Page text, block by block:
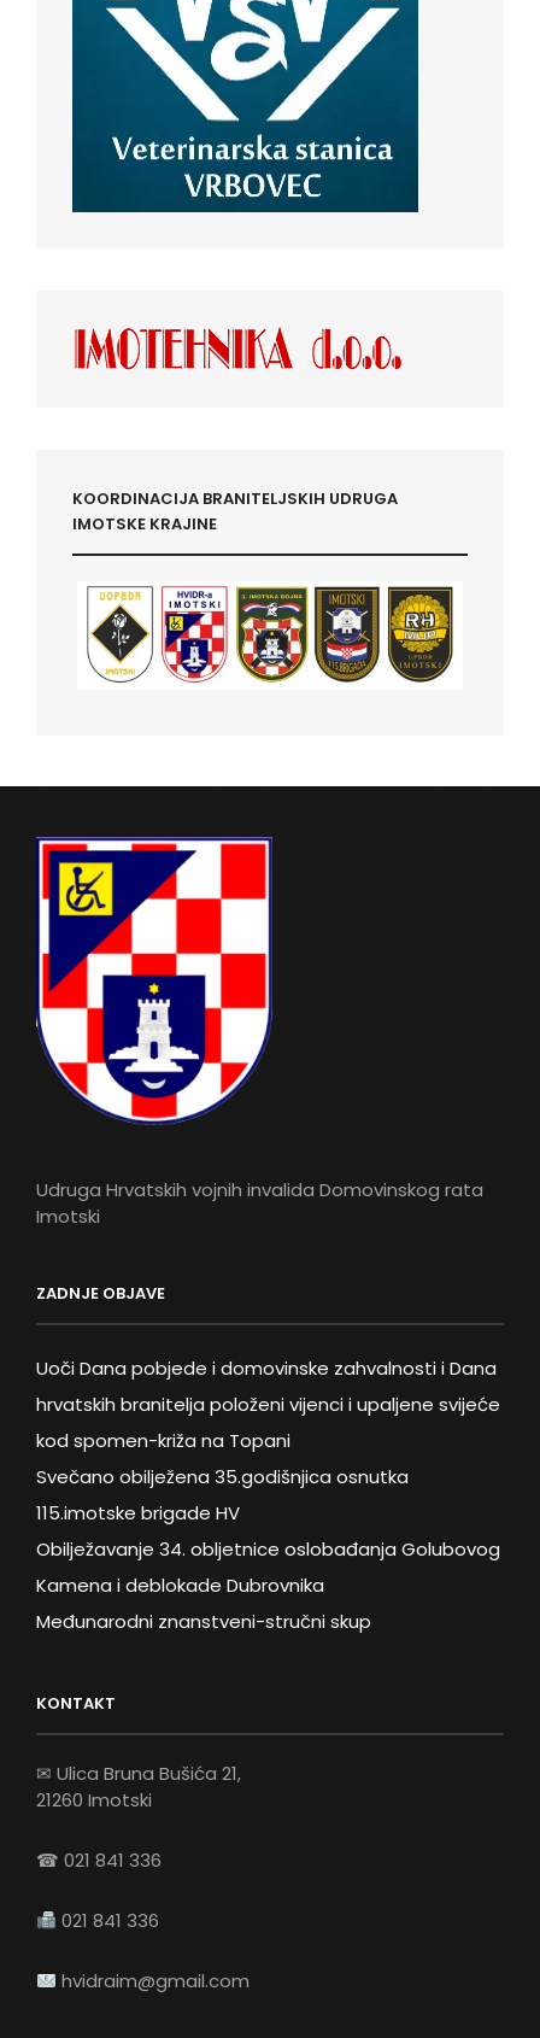
KOORDINACIJA BRANITELJSKIH UDRUGA
IMOTSKE KRAJINE
Udruga Hrvatskih vojnih invalida Domovinskog rata
Imotski
ZADNJE OBJAVE
Uoči Dana pobjede i domovinske zahvalnosti i Dana
hrvatskih branitelja položeni vijenci i upaljene svijeće
kod spomen-križa na Topani
Svečano obilježena 35.godišnjica osnutka
115.imotske brigade HV
Obilježavanje 34. obljetnice oslobađanja Golubovog
Kamena i deblokade Dubrovnika
Međunarodni znanstveni-stručni skup
KONTAKT
✉ Ulica Bruna Bušića 21,
21260 Imotski
☎ 021 841 336
021 841 336
hvidraim@gmail.com